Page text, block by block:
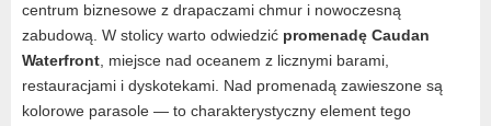
centrum biznesowe z drapaczami chmur i nowoczesną
zabudową. W stolicy warto odwiedzić promenadę Caudan
Waterfront , miejsce nad oceanem z licznymi barami,
restauracjami i dyskotekami. Nad promenadą zawieszone są
kolorowe parasole — to charakterystyczny element tego